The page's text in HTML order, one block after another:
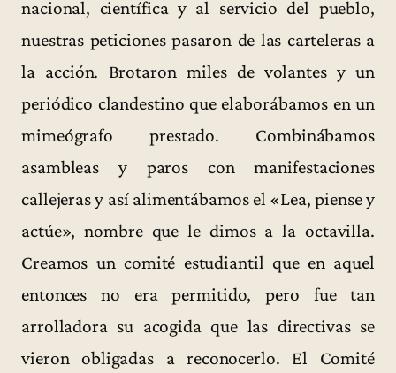
nacional, científica y al servicio del pueblo,
nuestras peticiones pasaron de las carteleras a
la acción. Brotaron miles de volantes y un
periódico clandestino que elaborábamos en un
mimeógrafo prestado. Combinábamos
asambleas y paros con manifestaciones
callejeras y así alimentábamos el «Lea, piense y
actúe», nombre que le dimos a la octavilla.
Creamos un comité estudiantil que en aquel
entonces no era permitido, pero fue tan
arrolladora su acogida que las directivas se
vieron obligadas a reconocerlo. El Comité